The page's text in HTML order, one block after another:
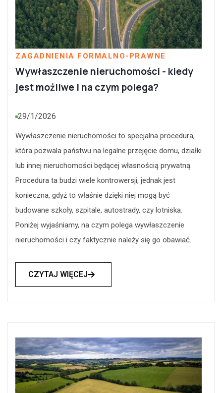
ZAGADNIENIA FORMALNO-PRAWNE
Wywłaszczenie nieruchomości - kiedy
jest możliwe i na czym polega?
29/1/2026
Wywłaszczenie nieruchomości to specjalna procedura,
która pozwala państwu na legalne przejęcie domu, działki
lub innej nieruchomości będącej własnością prywatną.
Procedura ta budzi wiele kontrowersji, jednak jest
konieczna, gdyż to właśnie dzięki niej mogą być
budowane szkoły, szpitale, autostrady, czy lotniska.
Poniżej wyjaśniamy, na czym polega wywłaszczenie
nieruchomości i czy faktycznie należy się go obawiać.
CZYTAJ WIĘCEJ